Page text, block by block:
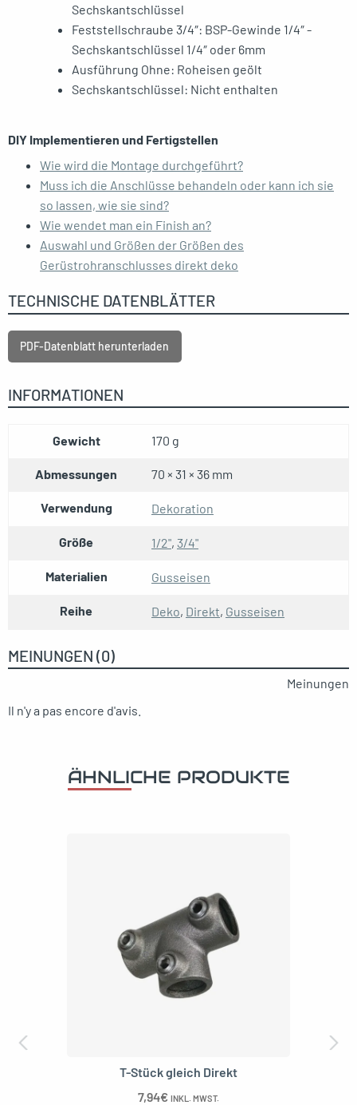
Sechskantschlüssel
Feststellschraube 3/4″: BSP-Gewinde 1/4″ -
Sechskantschlüssel 1/4″ oder 6mm
Ausführung Ohne: Roheisen geölt
Sechskantschlüssel: Nicht enthalten
DIY Implementieren und Fertigstellen
Wie wird die Montage durchgeführt?
Muss ich die Anschlüsse behandeln oder kann ich sie
so lassen, wie sie sind?
Wie wendet man ein Finish an?
Auswahl und Größen der Größen des
Gerüstrohranschlusses direkt deko
TECHNISCHE DATENBLÄTTER
PDF-Datenblatt herunterladen
INFORMATIONEN
Gewicht 170 g
Abmessungen 70 × 31 × 36 mm
Verwendung Dekoration
Größe 1/2", 3/4"
Materialien Gusseisen
Reihe Deko, Direkt, Gusseisen
MEINUNGEN (0)
Meinungen
Il n'y a pas encore d'avis.
ÄHNLICHE PRODUKTE
T-Stück gleich Direkt
7,94€ INKL. MWST.